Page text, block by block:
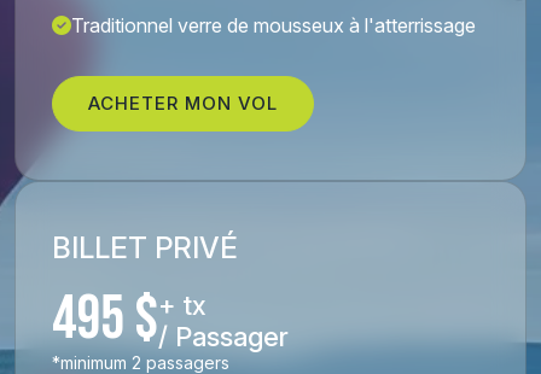
Traditionnel verre de mousseux à l'atterrissage
ACHETER MON VOL
BILLET PRIVÉ
495 $+ tx
/ Passager
*minimum 2 passagers